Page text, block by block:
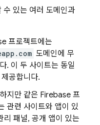
있는 여러 도메인과
프로젝트에는
도메인에 무
. 이 두 사이트는 동일
공합니다.
지만 같은 Firebase 프
관련 사이트와 앱이 있
리 패널, 공개 앱이 있는